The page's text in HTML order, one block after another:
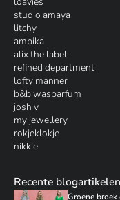
studio amaya
litchy
ambika
alix the label
refined department
lofty manner
b&b wasparfum
josh v
my jewellery
rokjeklokje
nikkie
Recente blogartikelen
Groene